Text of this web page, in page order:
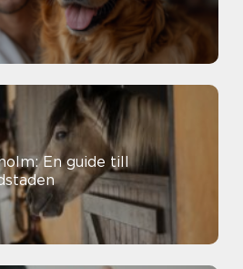
En guide till